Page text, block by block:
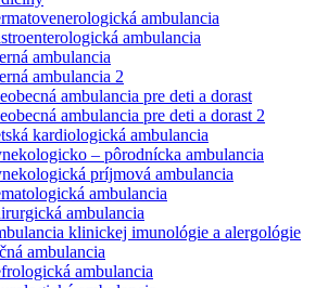
ambulancia
ambulancia
ambulancia
ambulancia 2
ambulancia pre deti a dorast
ambulancia pre deti a dorast 2
kardiologická ambulancia
– pôrodnícka ambulancia
príjmová ambulancia
ambulancia
ambulancia
klinickej imunológie a alergológie
ambulancia
ambulancia